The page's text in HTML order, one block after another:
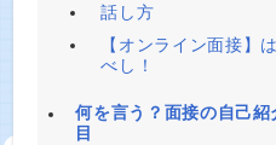
話し方
【オンライン面接】
べし！
何を言う？面接の自己
目